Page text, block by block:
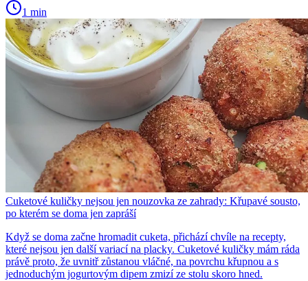
1 min
Cuketové kuličky nejsou jen nouzovka ze zahrady: Křupavé sousto,
po kterém se doma jen zapráší
Když se doma začne hromadit cuketa, přichází chvíle na recepty,
které nejsou jen další variací na placky. Cuketové kuličky mám ráda
právě proto, že uvnitř zůstanou vláčné, na povrchu křupnou a s
jednoduchým jogurtovým dipem zmizí ze stolu skoro hned.